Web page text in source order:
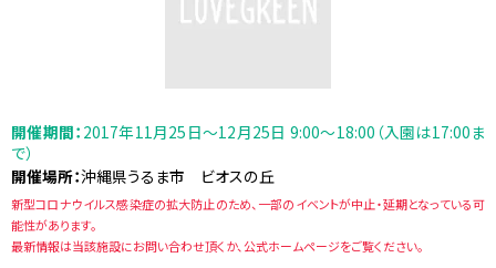
開催期間： 2017年11月25日～12月25日 9:00～18:00（入園は17:00ま
で）
開催場所：沖縄県うるま市 ビオスの丘
新型コロナウイルス感染症の拡大防止のため、一部のイベントが中止・延期となっている可
能性があります。
最新情報は当該施設にお問い合わせ頂くか、公式ホームページをご覧ください。